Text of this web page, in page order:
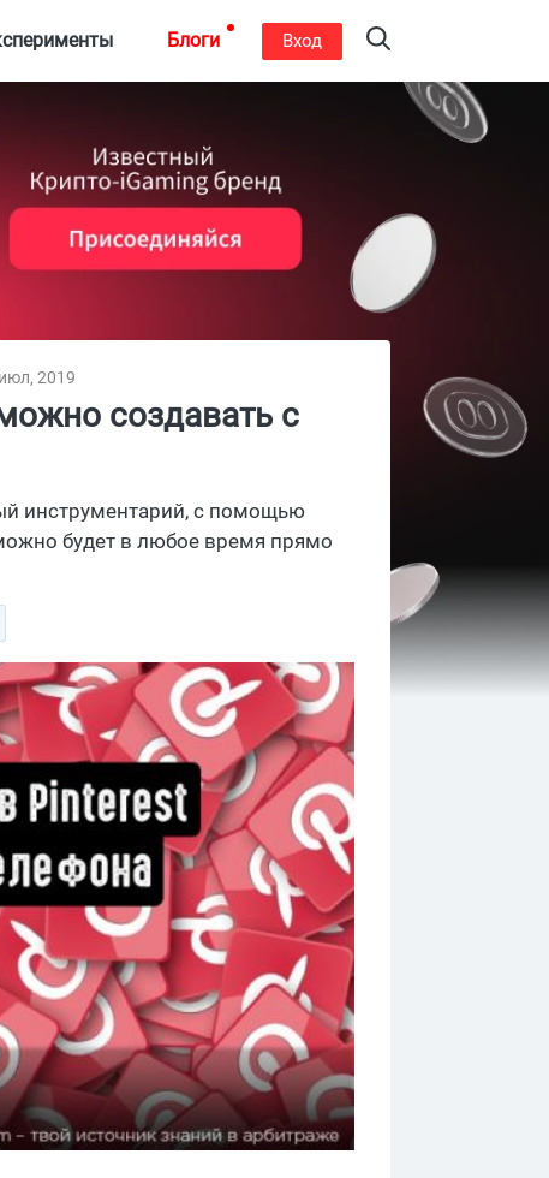
Блоги Вход
2019
создавать с
инструментарий, с помощью
будет в любое время прямо